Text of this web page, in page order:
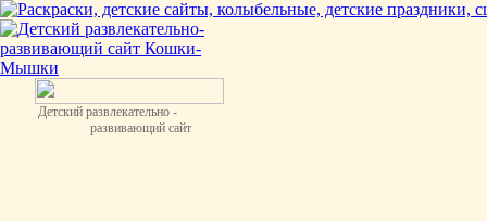
Детский развлекательно -
развивающий сайт